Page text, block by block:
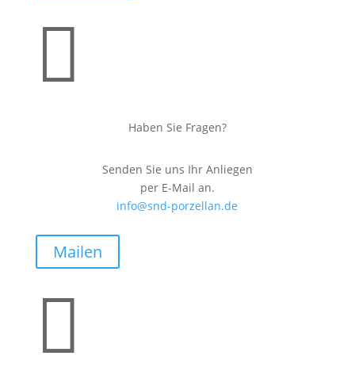

Haben Sie Fragen?
Senden Sie uns Ihr Anliegen
per E-Mail an.
info@snd-porzellan.de
Mailen
